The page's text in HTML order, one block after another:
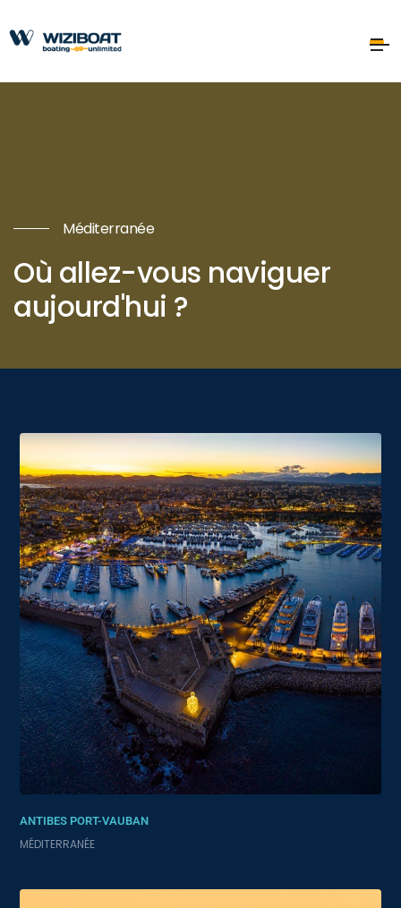
Méditerranée
Où allez-vous naviguer
aujourd'hui ?
ANTIBES PORT-VAUBAN
MÉDITERRANÉE